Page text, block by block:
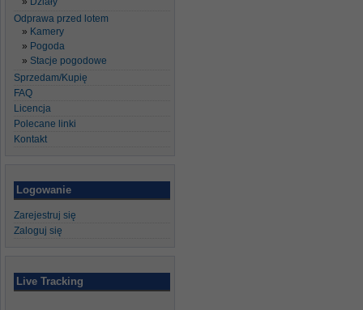
Odprawa przed lotem
Kamery
Pogoda
Stacje pogodowe
Sprzedam/Kupię
FAQ
Licencja
Polecane linki
Kontakt
Logowanie
Zarejestruj się
Zaloguj się
Live Tracking